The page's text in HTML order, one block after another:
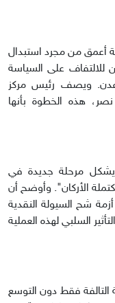
أعمق من مجرد استبدال
للالتفاف على السياسة
عدن. ويصف رئيس مركز
هذه الخطوة بأنها
سوث24: "التطور يشكل مرحلة جديدة في
الأركان". وأوضح أن
شح السيولة النقدية
السلبي لهذه العملية
التالفة فقط دون التوسع